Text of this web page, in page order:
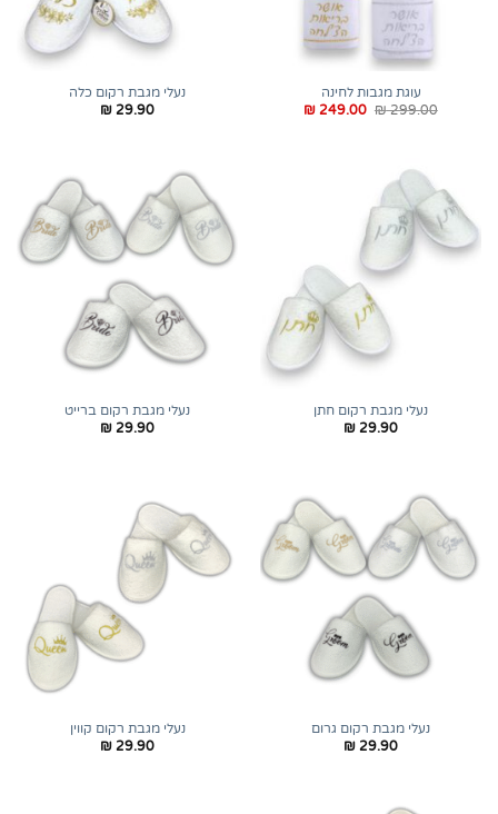
עוגת מגבות לחינה
₪299.00
המחיר
₪ 249.00
המחיר
נעלי מגבת רקום כלה
₪ 29.90
נעלי מגבת רקום חתן
₪ 29.90
נעלי מגבת רקום ברייט
₪ 29.90
נעלי מגבת רקום גרום
₪ 29.90
נעלי מגבת רקום קווין
₪ 29.90